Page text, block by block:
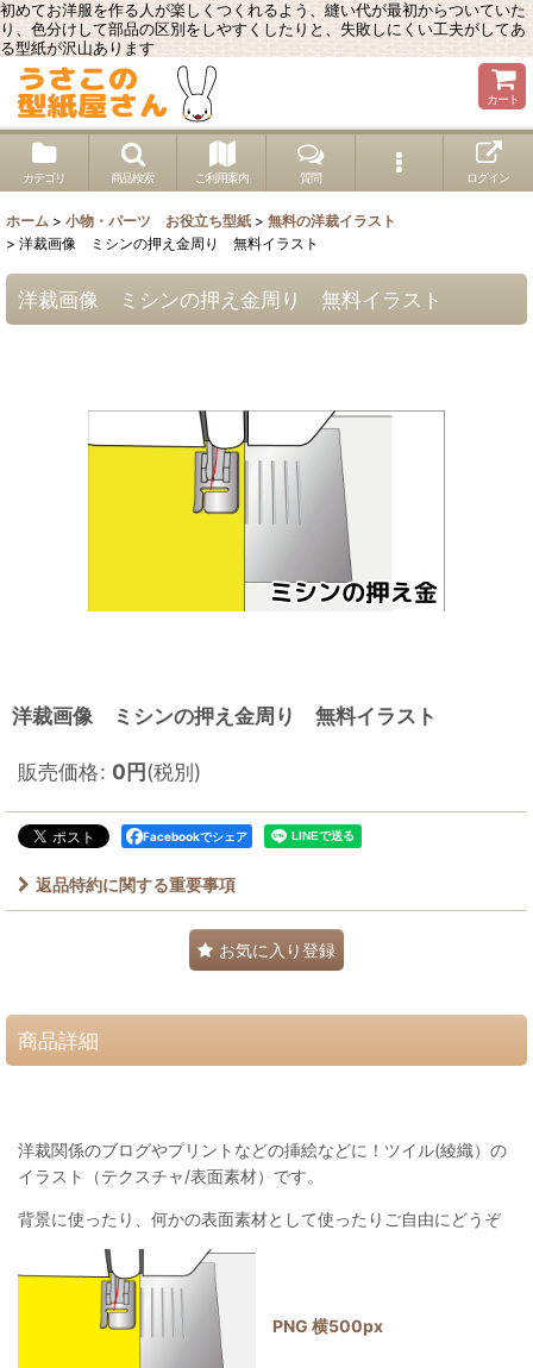
初めてお洋服を作る人が楽しくつくれるよう、縫い代が最初からついていた
り、色分けして部品の区別をしやすくしたりと、失敗しにくい工夫がしてあ
る型紙が沢山あります
カート
カテゴリ 商品検索 ご利用案内 質問 ログイン
ホーム > 小物・パーツ お役立ち型紙 > 無料の洋裁イラスト
> 洋裁画像 ミシンの押え金周り 無料イラスト
洋裁画像 ミシンの押え金周り 無料イラスト
洋裁画像 ミシンの押え金周り 無料イラスト
販売価格: 0円(税別)
Facebookでシェア
返品特約に関する重要事項
お気に入り登録
商品詳細
洋裁関係のブログやプリントなどの挿絵などに！ツイル(綾織）の
イラスト（テクスチャ/表面素材）です。
背景に使ったり、何かの表面素材として使ったりご自由にどうぞ
PNG 横500px